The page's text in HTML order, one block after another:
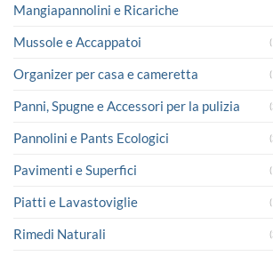
Mangiapannolini e Ricariche
Mussole e Accappatoi
Organizer per casa e cameretta
Panni, Spugne e Accessori per la pulizia
Pannolini e Pants Ecologici
Pavimenti e Superfici
Piatti e Lavastoviglie
Rimedi Naturali